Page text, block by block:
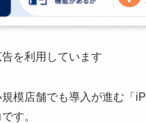
を利用しています
模店舗でも導入が進む「
す。